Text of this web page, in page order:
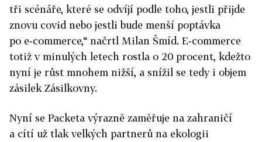
tři scénáře, které se odvíjí podle toho, jestli přijde
znovu covid nebo jestli bude menší poptávka
po e‑commerce,“ načrtl Milan Šmíd. E‑commerce
totiž v minulých letech rostla o 20 procent, kdežto
nyní je růst mnohem nižší, a snížil se tedy i objem
zásilek Zásilkovny.
Nyní se Packeta výrazně zaměřuje na zahraničí
a cítí už tlak velkých partnerů na ekologii